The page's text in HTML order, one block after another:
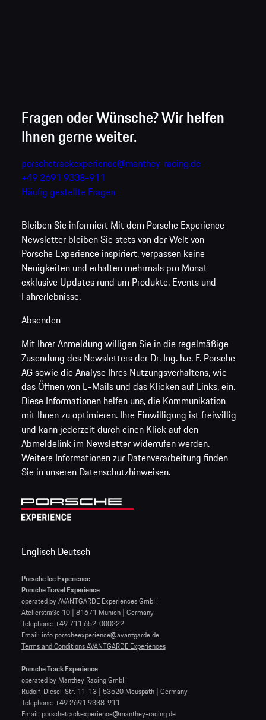
Fragen oder Wünsche? Wir helfen
Ihnen gerne weiter.
porschetrackexperience@manthey-racing.de
+49 2691 9338-911
Häufig gestellte Fragen
Bleiben Sie informiert Mit dem Porsche Experience
Newsletter bleiben Sie stets von der Welt von
Porsche Experience inspiriert, verpassen keine
Neuigkeiten und erhalten mehrmals pro Monat
exklusive Updates rund um Produkte, Events und
Fahrerlebnisse.
Absenden
Mit Ihrer Anmeldung willigen Sie in die regelmäßige
Zusendung des Newsletters der Dr. Ing. h.c. F. Porsche
AG sowie die Analyse Ihres Nutzungsverhaltens, wie
das Öffnen von E-Mails und das Klicken auf Links, ein.
Diese Informationen helfen uns, die Kommunikation
mit Ihnen zu optimieren. Ihre Einwilligung ist freiwillig
und kann jederzeit durch einen Klick auf den
Abmeldelink im Newsletter widerrufen werden.
Weitere Informationen zur Datenverarbeitung finden
Sie in unseren Datenschutzhinweisen.
Englisch Deutsch
Porsche Ice Experience
Porsche Travel Experience
operated by AVANTGARDE Experiences GmbH
Atelierstraße 10 | 81671 Munich | Germany
Telephone: +49 711 652-000222
Email: info.porscheexperience@avantgarde.de
Terms and Conditions AVANTGARDE Experiences
Porsche Track Experience
operated by Manthey Racing GmbH
Rudolf-Diesel-Str. 11-13 | 53520 Meuspath | Germany
Telephone: +49 2691 9338-911
Email: porschetrackexperience@manthey-racing.de